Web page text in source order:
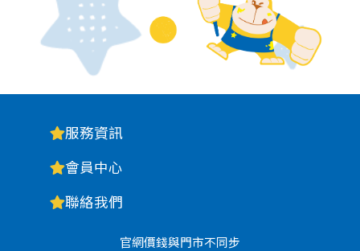
服務資訊
會員中心
聯絡我們
官網價錢與門市不同步